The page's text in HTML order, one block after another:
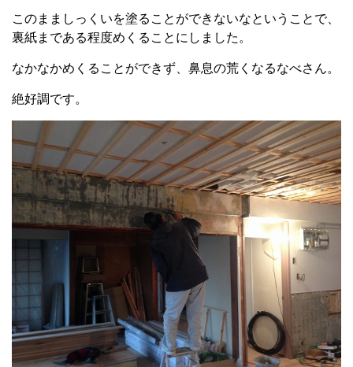
このまましっくいを塗ることができないなということで、
裏紙まである程度めくることにしました。
なかなかめくることができず、鼻息の荒くなるなべさん。
絶好調です。